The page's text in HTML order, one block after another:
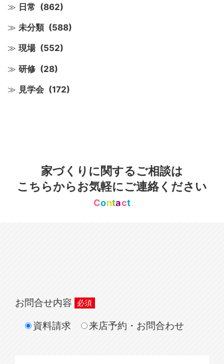
日常 (862)
未分類 (588)
現場 (552)
研修 (28)
見学会 (172)
家づくりに関するご相談は
こちらからお気軽にご連絡ください
Contact
お問合せ内容
資料請求
来店予約・お問合わせ